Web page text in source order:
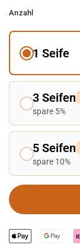
Anzahl
1 Seife
3 Seifen
spare 5%
5 Seifen
spare 10%